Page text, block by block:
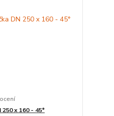
x 160 - 45°